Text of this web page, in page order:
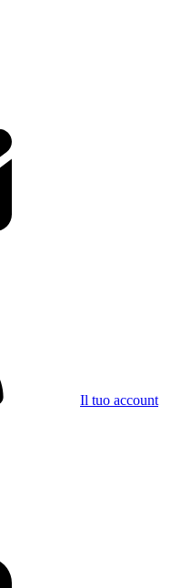
Il tuo account